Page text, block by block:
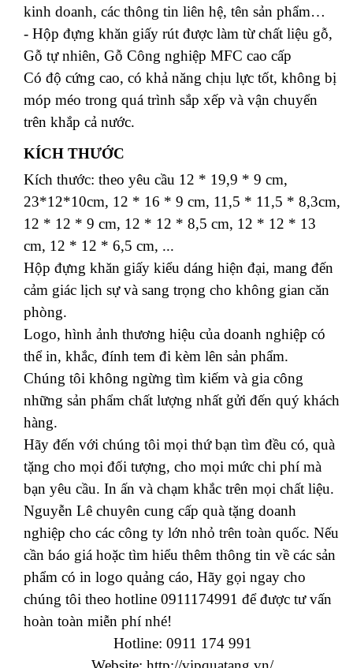
kinh doanh, các thông tin liên hệ, tên sản phẩm…
- Hộp đựng khăn giấy rút được làm từ chất liệu gỗ,
Gỗ tự nhiên, Gỗ Công nghiệp MFC cao cấp
Có độ cứng cao, có khả năng chịu lực tốt, không bị
móp méo trong quá trình sắp xếp và vận chuyển
trên khắp cả nước.
KÍCH THƯỚC
Kích thước: theo yêu cầu 12 * 19,9 * 9 cm,
23*12*10cm, 12 * 16 * 9 cm, 11,5 * 11,5 * 8,3cm,
12 * 12 * 9 cm, 12 * 12 * 8,5 cm, 12 * 12 * 13
cm, 12 * 12 * 6,5 cm, ...
Hộp đựng khăn giấy kiểu dáng hiện đại, mang đến
cảm giác lịch sự và sang trọng cho không gian căn
phòng.
Logo, hình ảnh thương hiệu của doanh nghiệp có
thể in, khắc, đính tem đi kèm lên sản phẩm.
Chúng tôi không ngừng tìm kiếm và gia công
những sản phẩm chất lượng nhất gửi đến quý khách
hàng.
Hãy đến với chúng tôi mọi thứ bạn tìm đều có, quà
tặng cho mọi đối tượng, cho mọi mức chi phí mà
bạn yêu cầu. In ấn và chạm khắc trên mọi chất liệu.
Nguyễn Lê chuyên cung cấp quà tặng doanh
nghiệp cho các công ty lớn nhỏ trên toàn quốc. Nếu
cần báo giá hoặc tìm hiểu thêm thông tin về các sản
phẩm có in logo quảng cáo, Hãy gọi ngay cho
chúng tôi theo hotline 0911174991 để được tư vấn
hoàn toàn miễn phí nhé!
Hotline: 0911 174 991